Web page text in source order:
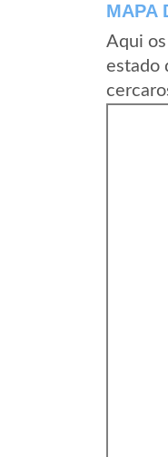
MAPA
Aqui
estado